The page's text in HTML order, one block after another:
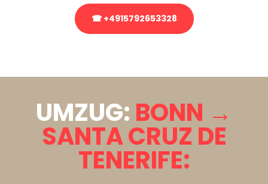
☎ +4915792653328
UMZUG: BONN →
SANTA CRUZ DE
TENERIFE: